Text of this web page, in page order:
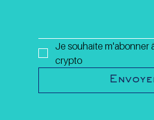
Je souhaite m'abonner
crypto